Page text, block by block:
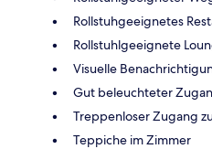
Rollstuhgeeignetes
Rollstuhlgeeignete
Visuelle
Gut beleuchteter
Treppenloser Zugang
Teppiche im Zimmer